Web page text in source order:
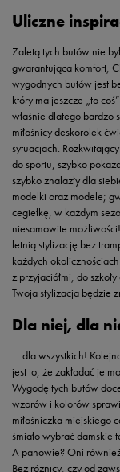
Uliczne
Zaletą tych butów nie
gwarantująca komfort,
wygodnych butów jest
który ma jeszcze „to
właśnie dlatego bardzo
miłośnicy deskorolek
sytuacjach.
do sportu, szybko
szybko znalazły dla
modelki oraz modele;
cegiełkę, w każdym
niesamowite
letnią stylizację bez
każdych
z przyjaciółmi, do
Twoja stylizacja będzie
Dla niej, dla
… dla wszystkich!
jest to, że zakładać je
Wygodę tych butów
wzorów i kolorów
miłośniczka miejskiego
śmiało wybrać damskie
A panowie? Oni
Bez różnicy, czy od